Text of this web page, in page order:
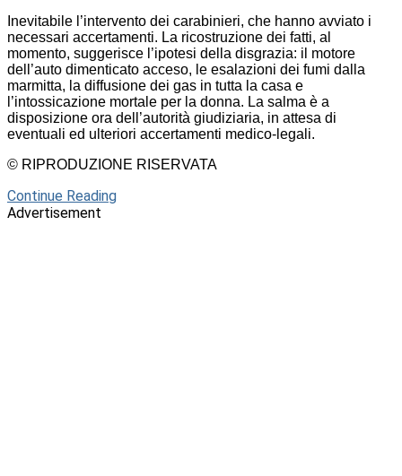
Inevitabile l’intervento dei carabinieri, che hanno avviato i
necessari accertamenti. La ricostruzione dei fatti, al
momento, suggerisce l’ipotesi della disgrazia: il motore
dell’auto dimenticato acceso, le esalazioni dei fumi dalla
marmitta, la diffusione dei gas in tutta la casa e
l’intossicazione mortale per la donna. La salma è a
disposizione ora dell’autorità giudiziaria, in attesa di
eventuali ed ulteriori accertamenti medico-legali.
© RIPRODUZIONE RISERVATA
Continue Reading
Advertisement